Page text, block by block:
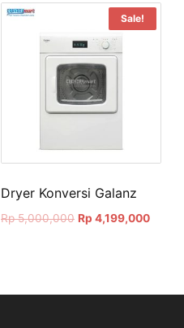
Sale!
Dryer Konversi Galanz
Rp5,000,000 Original
Rp 4,199,000Current